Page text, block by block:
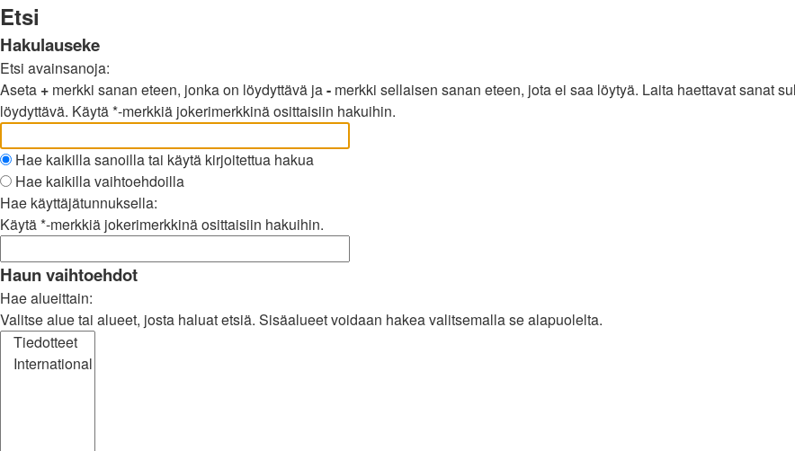
Etsi
Hakulauseke
Etsi avainsanoja:
Aseta + merkki sanan eteen, jonka on löydyttävä ja- merkki sellaisen sanan eteen, jota ei saa löytyä. Laita haettavat sanat
löydyttävä. Käytä *-merkkiä jokerimerkkinä osittaisiin hakuihin.
Hae kaikilla sanoilla tai käytä kirjoitettua hakua
Hae kaikilla vaihtoehdoilla
Hae käyttäjätunnuksella:
Käytä *-merkkiä jokerimerkkinä osittaisiin hakuihin.
Haun vaihtoehdot
Hae alueittain:
Valitse alue tai alueet, josta haluat etsiä. Sisäalueet voidaan hakea valitsemalla se alapuolelta.